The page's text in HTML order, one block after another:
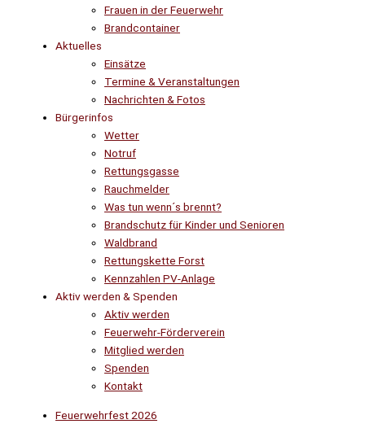
Frauen in der Feuerwehr
Brandcontainer
Aktuelles
Einsätze
Termine & Veranstaltungen
Nachrichten & Fotos
Bürgerinfos
Wetter
Notruf
Rettungsgasse
Rauchmelder
Was tun wenn´s brennt?
Brandschutz für Kinder und Senioren
Waldbrand
Rettungskette Forst
Kennzahlen PV-Anlage
Aktiv werden & Spenden
Aktiv werden
Feuerwehr-Förderverein
Mitglied werden
Spenden
Kontakt
Feuerwehrfest 2026